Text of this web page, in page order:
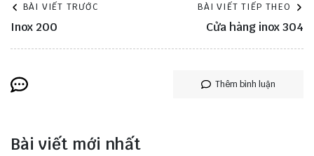
BÀI VIẾT TRƯỚC
Inox 200
BÀI VIẾT TIẾP THEO
Cửa hàng inox 304
Thêm bình luận
Bài viết mới nhất